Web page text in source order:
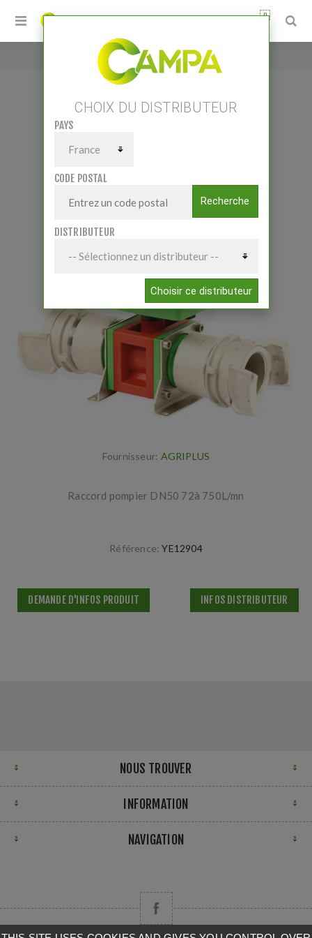
0
COMPTEUR DE REMPLISSAGE
COMPTEUR DE REMPLISSAGE
Fournisseur: AGRIPLUS
Raccord pompier DN50 72à 750L/mn
Référence: YE12904
DEMANDE D'INFOS PRODUIT INFOS DISTRIBUTEUR
NOUS TROUVER
INFORMATION
NAVIGATION
CHOIX DU DISTRIBUTEUR
PAYS
CODE POSTAL
Recherche
DISTRIBUTEUR
Choisir ce distributeur